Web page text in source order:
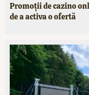
Promoții de cazino
de a activa o ofertă